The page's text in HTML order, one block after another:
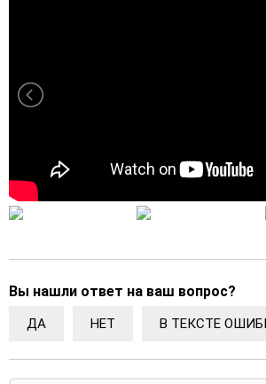
Вы нашли ответ на ваш вопрос?
ДА НЕТ В ТЕКСТЕ